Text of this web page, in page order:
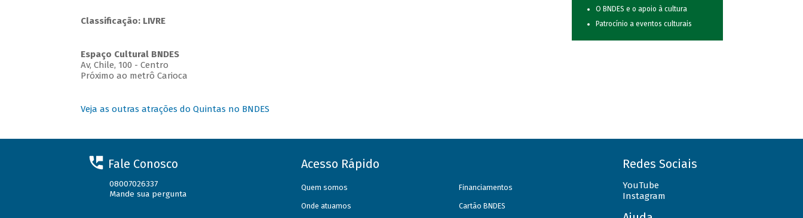
Classificação: LIVRE
Espaço Cultural BNDES
Av, Chile, 100 - Centro
Próximo ao metrô Carioca
Veja as outras atrações do Quintas no BNDES
O BNDES e o apoio à cultura
Patrocínio a eventos culturais
Fale Conosco
08007026337
Mande sua pergunta
Acesso Rápido
Quem somos
Onde atuamos
Financiamentos
Cartão BNDES
Redes Sociais
YouTube
Instagram